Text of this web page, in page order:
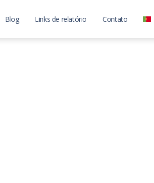
Blog Links de relatório Contato